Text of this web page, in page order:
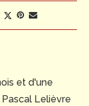
et d'une
Lelièvre